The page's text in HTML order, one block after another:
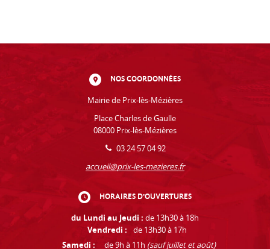
NOS COORDONNÉES
Mairie de Prix-lès-Mézières
Place Charles de Gaulle
08000 Prix-lès-Mézières
03 24 57 04 92
accueil@prix-les-mezieres.fr
HORAIRES D'OUVERTURES
du Lundi au Jeudi : de 13h30 à 18h
Vendredi :
de 13h30 à 17h
Samedi :
de 9h à 11h (sauf juillet et août)